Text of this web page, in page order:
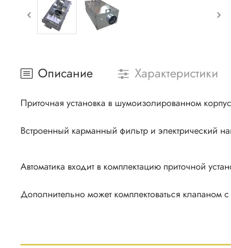
Описание Характеристики
Приточная установка в шумоизолированном
Встроенный карманный фильтр и электрический
Автоматика входит в комплектацию приточной
Дополнительно может комплектоваться